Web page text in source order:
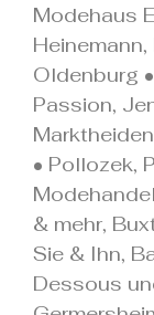
Modehaus
Oldenburg
Passion,
• Pollozek,
& mehr,
Sie & Ihn,
Dessous